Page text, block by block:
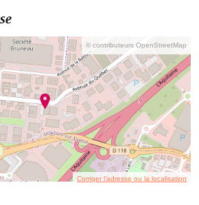
© contributeurs OpenStreetMap
Corriger l’adresse ou la localisation